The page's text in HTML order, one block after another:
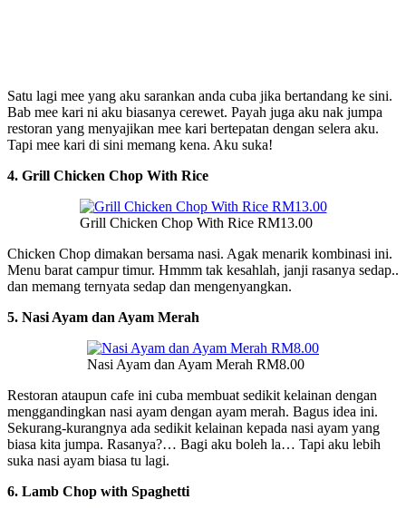
Satu lagi mee yang aku sarankan anda cuba jika bertandang ke sini.
Bab mee kari ni aku biasanya cerewet. Payah juga aku nak jumpa
restoran yang menyajikan mee kari bertepatan dengan selera aku.
Tapi mee kari di sini memang kena. Aku suka!
4. Grill Chicken Chop With Rice
Grill Chicken Chop With Rice RM13.00
Chicken Chop dimakan bersama nasi. Agak menarik kombinasi ini.
Menu barat campur timur. Hmmm tak kesahlah, janji rasanya sedap..
dan memang ternyata sedap dan mengenyangkan.
5. Nasi Ayam dan Ayam Merah
Nasi Ayam dan Ayam Merah RM8.00
Restoran ataupun cafe ini cuba membuat sedikit kelainan dengan
menggandingkan nasi ayam dengan ayam merah. Bagus idea ini.
Sekurang-kurangnya ada sedikit kelainan kepada nasi ayam yang
biasa kita jumpa. Rasanya?… Bagi aku boleh la… Tapi aku lebih
suka nasi ayam biasa tu lagi.
6. Lamb Chop with Spaghetti